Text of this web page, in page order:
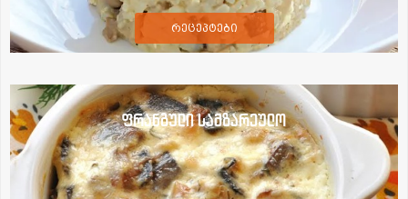
რეცეპტები
ფრანგული სამზარეულო